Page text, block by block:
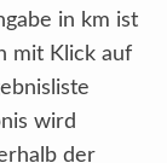
in km ist
mit Klick auf
wird
der